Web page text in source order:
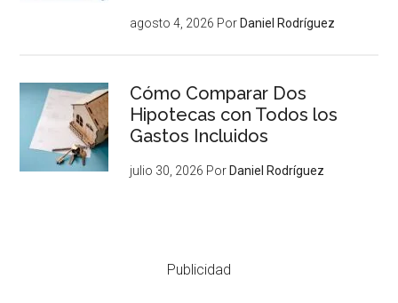
agosto 4, 2026 Por Daniel Rodríguez
Cómo Comparar Dos
Hipotecas con Todos los
Gastos Incluidos
julio 30, 2026 Por Daniel Rodríguez
Publicidad